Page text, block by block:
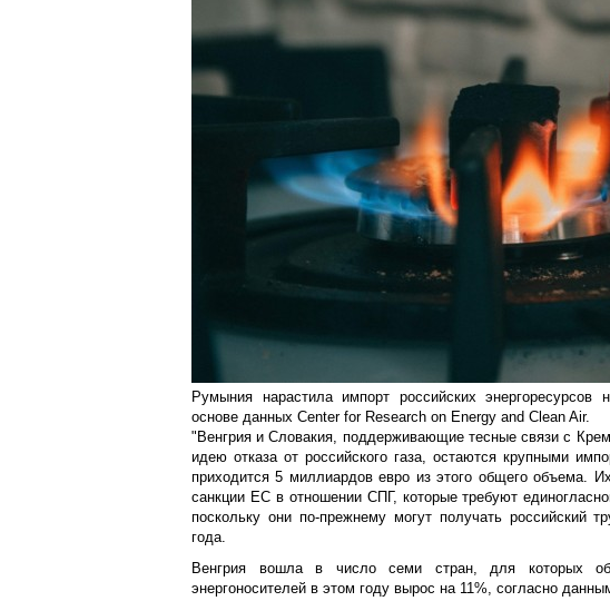
Румыния нарастила импорт российских
основе данных Center for Research on Energy and Clean Air.
"Венгрия и Словакия, поддерживающие тесные связи с
идею отказа от российского газа, остаются крупными
приходится 5 миллиардов евро из этого общего объема.
санкции ЕС в отношении СПГ, которые требуют
поскольку они по-прежнему могут получать российский
года.
Венгрия вошла в число семи стран, для которых
энергоносителей в этом году вырос на 11%, согласно